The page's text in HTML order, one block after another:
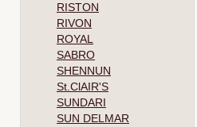
RISTON
RIVON
ROYAL
SABRO
SHENNUN
St.ClAIR'S
SUNDARI
SUN DELMAR